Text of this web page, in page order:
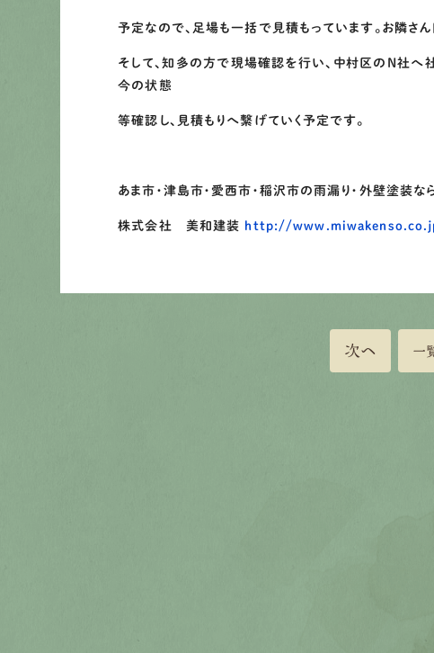
予定なので、足場も一括で見積もっています。お隣さ
そして、知多の方で現場確認を行い、中村区のN社へ
今の状態
等確認し、見積もりへ繋げていく予定です。
あま市・津島市・愛西市・稲沢市の雨漏り・外壁塗装な
株式会社 美和建装 http://
次へ 一